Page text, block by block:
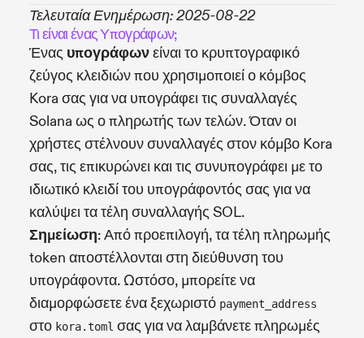
Τελευταία Ενημέρωση: 2025-08-22
Τι είναι ένας Υπογράφων;
Ένας υπογράφωνείναι το κρυπτογραφικό
ζεύγος κλειδιών που χρησιμοποιεί ο κόμβος
Kora σας για να υπογράφει τις συναλλαγές
Solana ως ο πληρωτής των τελών. Όταν οι
χρήστες στέλνουν συναλλαγές στον κόμβο Kora
σας, τις επικυρώνει και τις συνυπογράφει με το
ιδιωτικό κλειδί του υπογράφοντός σας για να
καλύψει τα τέλη συναλλαγής SOL.
Σημείωση: Από προεπιλογή, τα τέλη πληρωμής
token αποστέλλονται στη διεύθυνση του
υπογράφοντα. Ωστόσο, μπορείτε να
διαμορφώσετε ένα ξεχωριστό payment_address
στο kora.toml σας για να λαμβάνετε πληρωμές